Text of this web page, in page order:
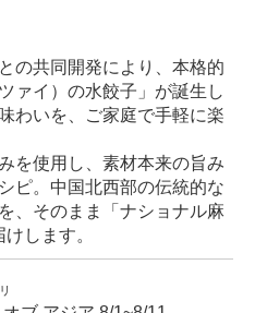
の共同開発により、本格的
ァイ）の水餃子」が誕生し
わいを、ご家庭で手軽に楽
を使用し、素材本来の旨み
ピ。中国北西部の伝統的な
、そのまま「ナショナル麻
します。